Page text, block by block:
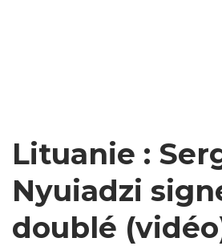
Lituanie :
Nyuiadzi
doublé